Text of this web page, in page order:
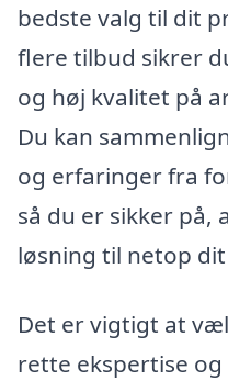
bedste valg til dit
flere tilbud sikrer
og høj kvalitet på
Du kan
og erfaringer fra
så du er sikker
løsning til netop
Det er vigtigt at
rette ekspertise